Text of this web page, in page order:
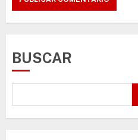
BUSCAR